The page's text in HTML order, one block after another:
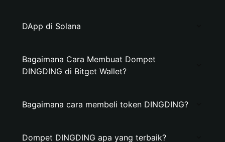
DApp di Solana
Bagaimana Cara Membuat Dompet
DINGDING di Bitget Wallet?
Bagaimana cara membeli token DINGDING?
Dompet DINGDING apa yang terbaik?